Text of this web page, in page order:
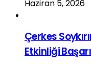
Haziran 5, 2026
Çerkes
Etkinliği